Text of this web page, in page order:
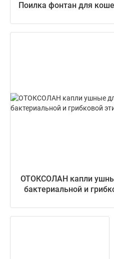
Поилка фонтан для
ОТОКСОЛАН капли
бактериальной и